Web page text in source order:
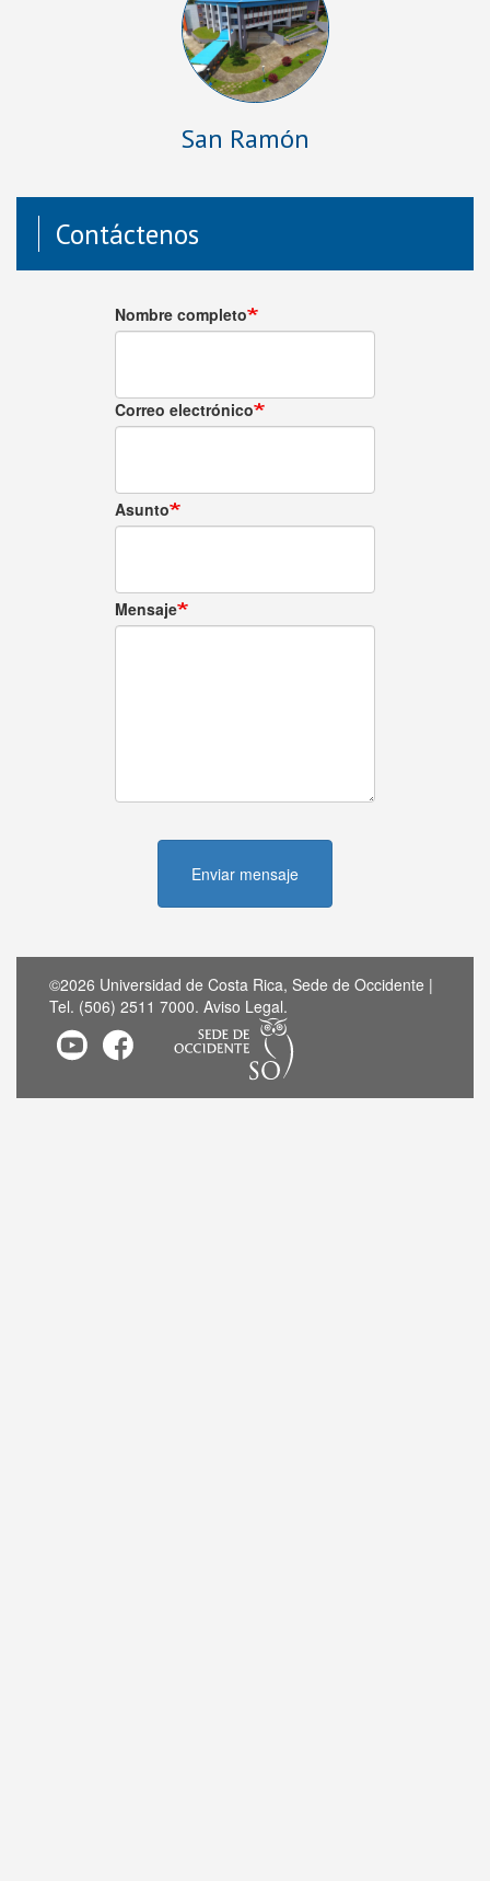
San Ramón
Contáctenos
Nombre completo
Correo electrónico
Asunto
Mensaje
Enviar mensaje
©2026 Universidad de Costa Rica, Sede de Occidente |
Tel. (506) 2511 7000. Aviso Legal.